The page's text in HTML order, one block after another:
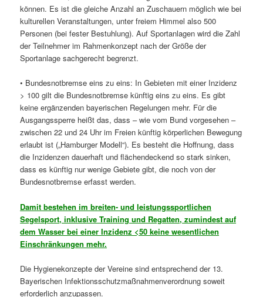
können. Es ist die gleiche Anzahl an Zuschauern möglich wie bei
kulturellen Veranstaltungen, unter freiem Himmel also 500
Personen (bei fester Bestuhlung). Auf Sportanlagen wird die Zahl
der Teilnehmer im Rahmenkonzept nach der Größe der
Sportanlage sachgerecht begrenzt.
• Bundesnotbremse eins zu eins: In Gebieten mit einer Inzidenz
> 100 gilt die Bundesnotbremse künftig eins zu eins. Es gibt
keine ergänzenden bayerischen Regelungen mehr. Für die
Ausgangssperre heißt das, dass – wie vom Bund vorgesehen –
zwischen 22 und 24 Uhr im Freien künftig körperlichen Bewegung
erlaubt ist („Hamburger Modell“). Es besteht die Hoffnung, dass
die Inzidenzen dauerhaft und flächendeckend so stark sinken,
dass es künftig nur wenige Gebiete gibt, die noch von der
Bundesnotbremse erfasst werden.
Damit bestehen im breiten- und leistungssportlichen
Segelsport, inklusive Training und Regatten, zumindest auf
dem Wasser bei einer Inzidenz <50 keine wesentlichen
Einschränkungen mehr.
Die Hygienekonzepte der Vereine sind entsprechend der 13.
Bayerischen Infektionsschutzmaßnahmenverordnung soweit
erforderlich anzupassen.